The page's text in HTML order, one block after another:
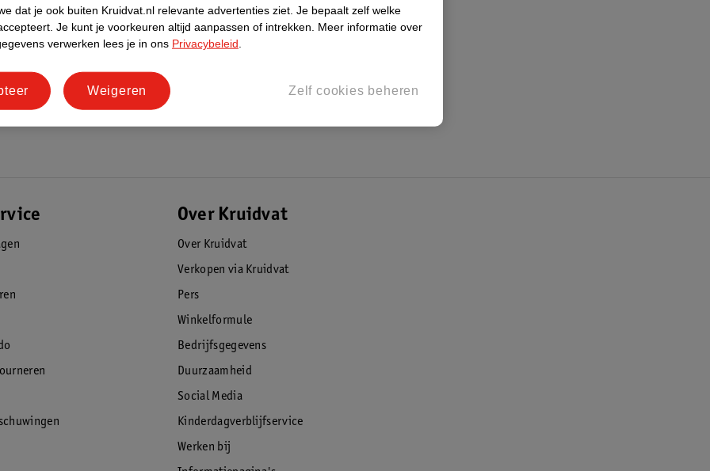
Over Kruidvat
Over Kruidvat
Verkopen via Kruidvat
Pers
Winkelformule
Bedrijfsgegevens
Duurzaamheid
Social Media
Kinderdagverblijfservice
Werken bij
dat je ook buiten Kruidvat.nl relevante advertenties ziet. Je bepaalt zelf welke
Je kunt je voorkeuren altijd aanpassen of intrekken.
Meer informatie over
verwerken lees je in ons Privacybeleid
Zelf cookies beheren
Weigeren